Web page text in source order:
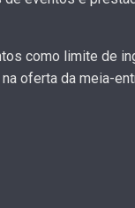
como limite de
oferta da meia-